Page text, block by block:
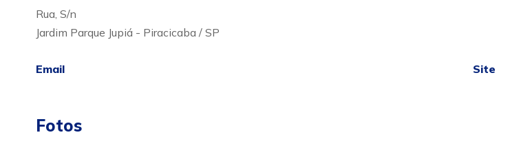
Rua, S/n
Jardim Parque Jupiá - Piracicaba / SP
Email Site
Fotos